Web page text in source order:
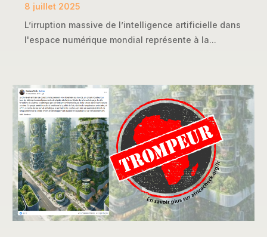
8 juillet 2025
L’irruption massive de l’intelligence artificielle dans
l'espace numérique mondial représente à la...